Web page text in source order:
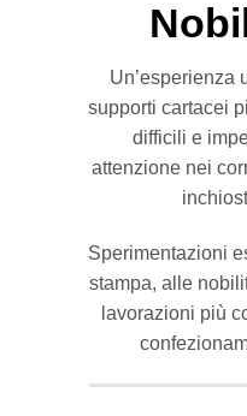
Un’esperienza
supporti cartacei
difficili e
attenzione nei
Sperimentazioni
stampa, alle
lavorazioni più